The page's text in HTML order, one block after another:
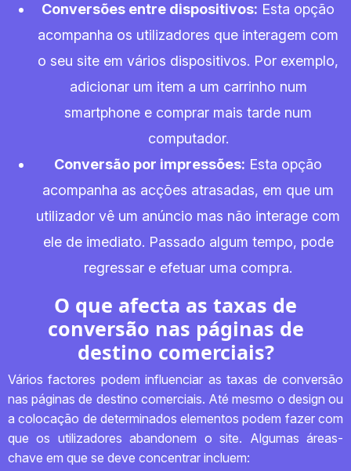
Conversões entre dispositivos: Esta opção
acompanha os utilizadores que interagem com
o seu site em vários dispositivos. Por exemplo,
adicionar um item a um carrinho num
smartphone e comprar mais tarde num
computador.
Conversão por impressões: Esta opção
acompanha as acções atrasadas, em que um
utilizador vê um anúncio mas não interage com
ele de imediato. Passado algum tempo, pode
regressar e efetuar uma compra.
O que afecta as taxas de
conversão nas páginas de
destino comerciais?
Vários factores podem influenciar as taxas de conversão
nas páginas de destino comerciais. Até mesmo o design ou
a colocação de determinados elementos podem fazer com
que os utilizadores abandonem o site. Algumas áreas-
chave em que se deve concentrar incluem: